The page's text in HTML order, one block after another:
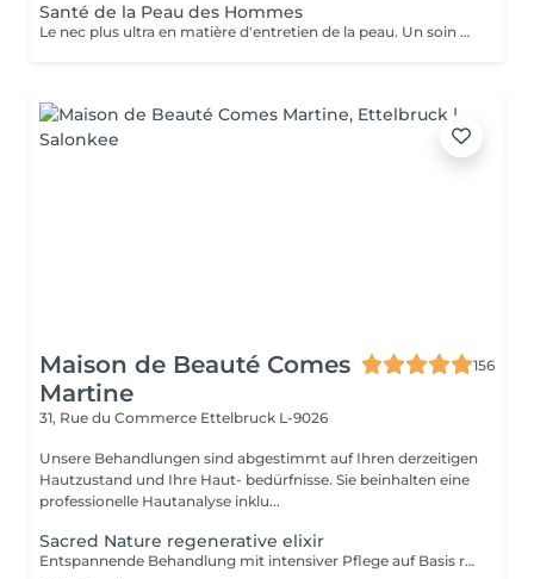
Santé de la Peau des Hommes
Le nec plus ultra en matière d'entretien de la peau. Un soin du visage sur mesure conçut pour atténuer les ridules et récupérer la peau fatiguée. En plus d'un massage signature du visage, du cou et des épaules, exfolier, nettoyer, restaurer et protéger sont au cur de ce soin du visage pour ces messieurs.
Maison de Beauté Comes
Martine
156
31, Rue du Commerce Ettelbruck L-9026
Unsere Behandlungen sind abgestimmt auf Ihren derzeitigen
Hautzustand und Ihre Haut- bedürfnisse. Sie beinhalten eine
professionelle Hautanalyse inklu...
Sacred Nature regenerative elixir
Entspannende Behandlung mit intensiver Pflege auf Basis rein biologischer Produkte.